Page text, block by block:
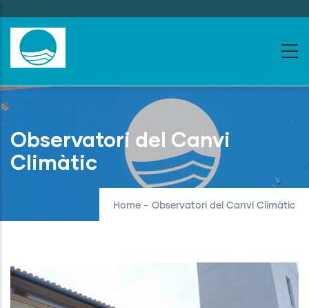
to
main
content
Observatori del Canvi
Climàtic
Home - Observatori del Canvi Climàtic